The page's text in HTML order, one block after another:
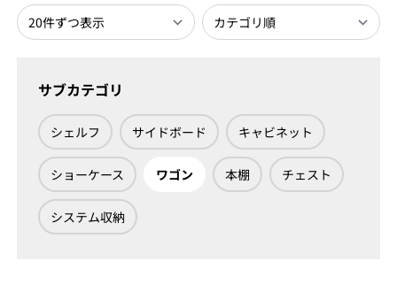
サブカテゴリ
シェルフ サイドボード キャビネット
ショーケース ワゴン 本棚 チェスト
システム収納